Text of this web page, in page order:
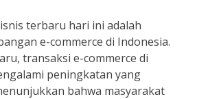
terbaru hari ini adalah
e-commerce di Indonesia.
transaksi e-commerce di
peningkatan yang
bahwa masyarakat